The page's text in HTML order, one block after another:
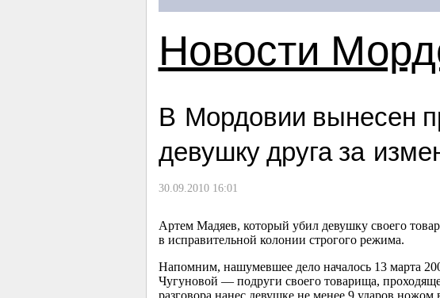
Новости
В Мордовии вынесен
девушку друга за
30.09.2010 16:01
Артем Мадяев, который убил девушку своего
в исправительной колонии строгого режима.
Напомним, нашумевшее дело началось 13 марта
Чугуновой — подруги своего товарища,
разговора нанес девушке не менее 9 ударов